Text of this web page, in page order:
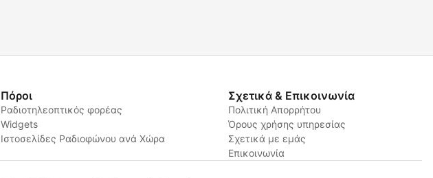
Πόροι
Ραδιοτηλεοπτικός φορέας
Widgets
Ιστοσελίδες Ραδιοφώνου ανά Χώρα
Σχετικά & Επικοινωνία
Πολιτική Απορρήτου
Όρους χρήσης υπηρεσίας
Σχετικά με εμάς
Επικοινωνία